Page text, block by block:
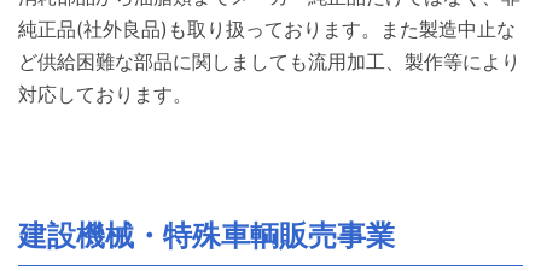
純正品(社外良品)も取り扱っております。また製造中止な
ど供給困難な部品に関しましても流用加工、製作等により
対応しております。
建設機械・特殊車輌販売事業